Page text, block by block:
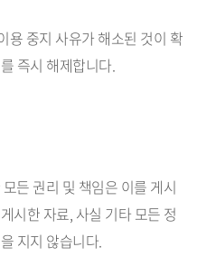
용 중지 사유가 해소된 것이 확
즉시 해제합니다.
든 권리 및 책임은 이를 게시
시한 자료, 사실 기타 모든 정
지지 않습니다.